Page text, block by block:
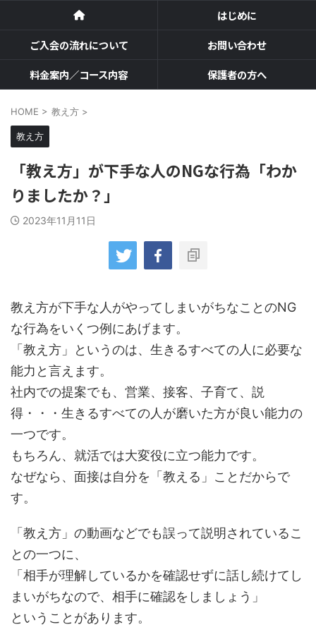
はじめに
ご入会の流れについて
お問い合わせ
料金案内／コース内容
保護者の方へ
HOME > 教え方 >
教え方
「教え方」が下手な人のNGな行為「わか
りましたか？」
2023年11月11日
教え方が下手な人がやってしまいがちなことのNG
な行為をいくつ例にあげます。
「教え方」というのは、生きるすべての人に必要な
能力と言えます。
社内での提案でも、営業、接客、子育て、説
得・・・生きるすべての人が磨いた方が良い能力の
一つです。
もちろん、就活では大変役に立つ能力です。
なぜなら、面接は自分を「教える」ことだからで
す。
「教え方」の動画などでも誤って説明されているこ
との一つに、
「相手が理解しているかを確認せずに話し続けてし
まいがちなので、相手に確認をしましょう」
ということがあります。